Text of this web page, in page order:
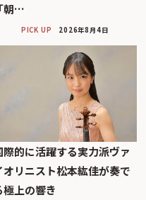
「朝…
PICK UP 2026年8月4日
際的に活躍する実力派ヴァ
オリニスト松本紘佳が奏で
極上の響き